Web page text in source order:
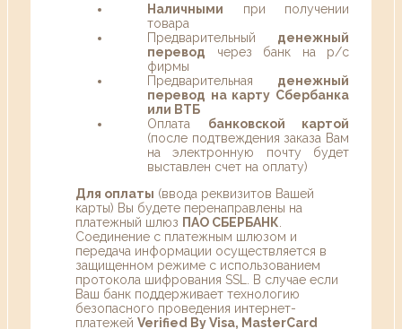
Наличными при получении
товара
Предварительный денежный
перевод через банк на р/с
фирмы
Предварительная денежный
перевод на карту Сбербанка
или ВТБ
Оплата банковской картой
(после подтвеждения заказа Вам
на электронную почту будет
выставлен счет на оплату)
Для оплаты (ввода реквизитов Вашей
карты) Вы будете перенаправлены на
платежный шлюз ПАО СБЕРБАНК
Соединение с платежным шлюзом и
передача информации осуществляется в
защищенном режиме с использованием
протокола шифрования SSL. В случае если
Ваш банк поддерживает технологию
безопасного проведения интернет-
платежей Verified By Visa, MasterCard